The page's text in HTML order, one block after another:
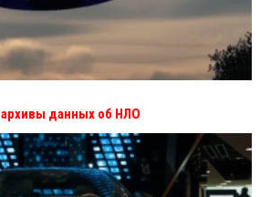
архивы данных об НЛО